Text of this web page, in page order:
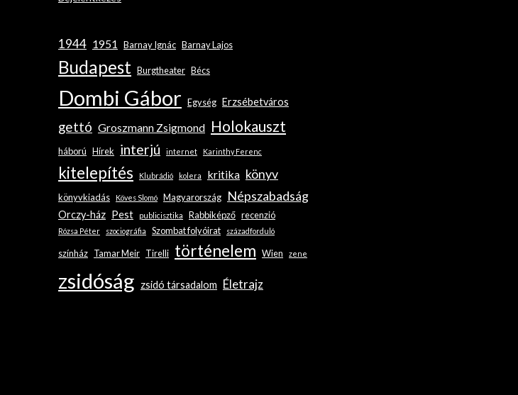
1944 1951 Barnay Ignác Barnay Lajos
Budapest Burgtheater Bécs
Dombi Gábor Egység Erzsébetváros
gettó Groszmann Zsigmond Holokauszt
háború Hírek interjú internet Karinthy Ferenc
kitelepítés Klubrádió kolera kritika könyv
könyvkiadás Köves Slomó Magyarország Népszabadság
Orczy-ház Pest publicisztika Rabbiképző recenzió
Rózsa Péter szociográfia Szombat folyóirat századforduló
színház Tamar Meir Tirelli történelem Wien zene
zsidóság zsidó társadalom Életrajz